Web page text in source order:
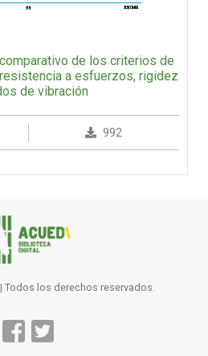
de los criterios de
a esfuerzos, rigidez
de vibración
992
Todos los derechos reservados.